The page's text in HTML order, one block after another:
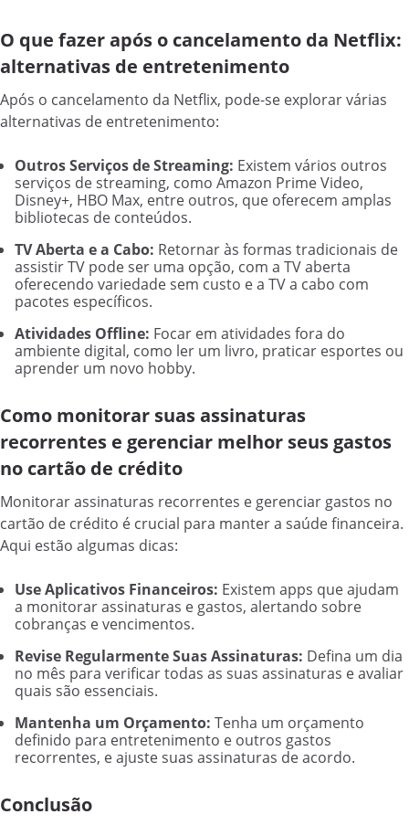
O que fazer após o cancelamento da Netflix:
alternativas de entretenimento
Após o cancelamento da Netflix, pode-se explorar várias
alternativas de entretenimento:
Outros Serviços de Streaming: Existem vários outros
serviços de streaming, como Amazon Prime Video,
Disney+, HBO Max, entre outros, que oferecem amplas
bibliotecas de conteúdos.
TV Aberta e a Cabo: Retornar às formas tradicionais de
assistir TV pode ser uma opção, com a TV aberta
oferecendo variedade sem custo e a TV a cabo com
pacotes específicos.
Atividades Offline: Focar em atividades fora do
ambiente digital, como ler um livro, praticar esportes ou
aprender um novo hobby.
Como monitorar suas assinaturas
recorrentes e gerenciar melhor seus gastos
no cartão de crédito
Monitorar assinaturas recorrentes e gerenciar gastos no
cartão de crédito é crucial para manter a saúde financeira.
Aqui estão algumas dicas:
Use Aplicativos Financeiros: Existem apps que ajudam
a monitorar assinaturas e gastos, alertando sobre
cobranças e vencimentos.
Revise Regularmente Suas Assinaturas: Defina um dia
no mês para verificar todas as suas assinaturas e avaliar
quais são essenciais.
Mantenha um Orçamento: Tenha um orçamento
definido para entretenimento e outros gastos
recorrentes, e ajuste suas assinaturas de acordo.
Conclusão